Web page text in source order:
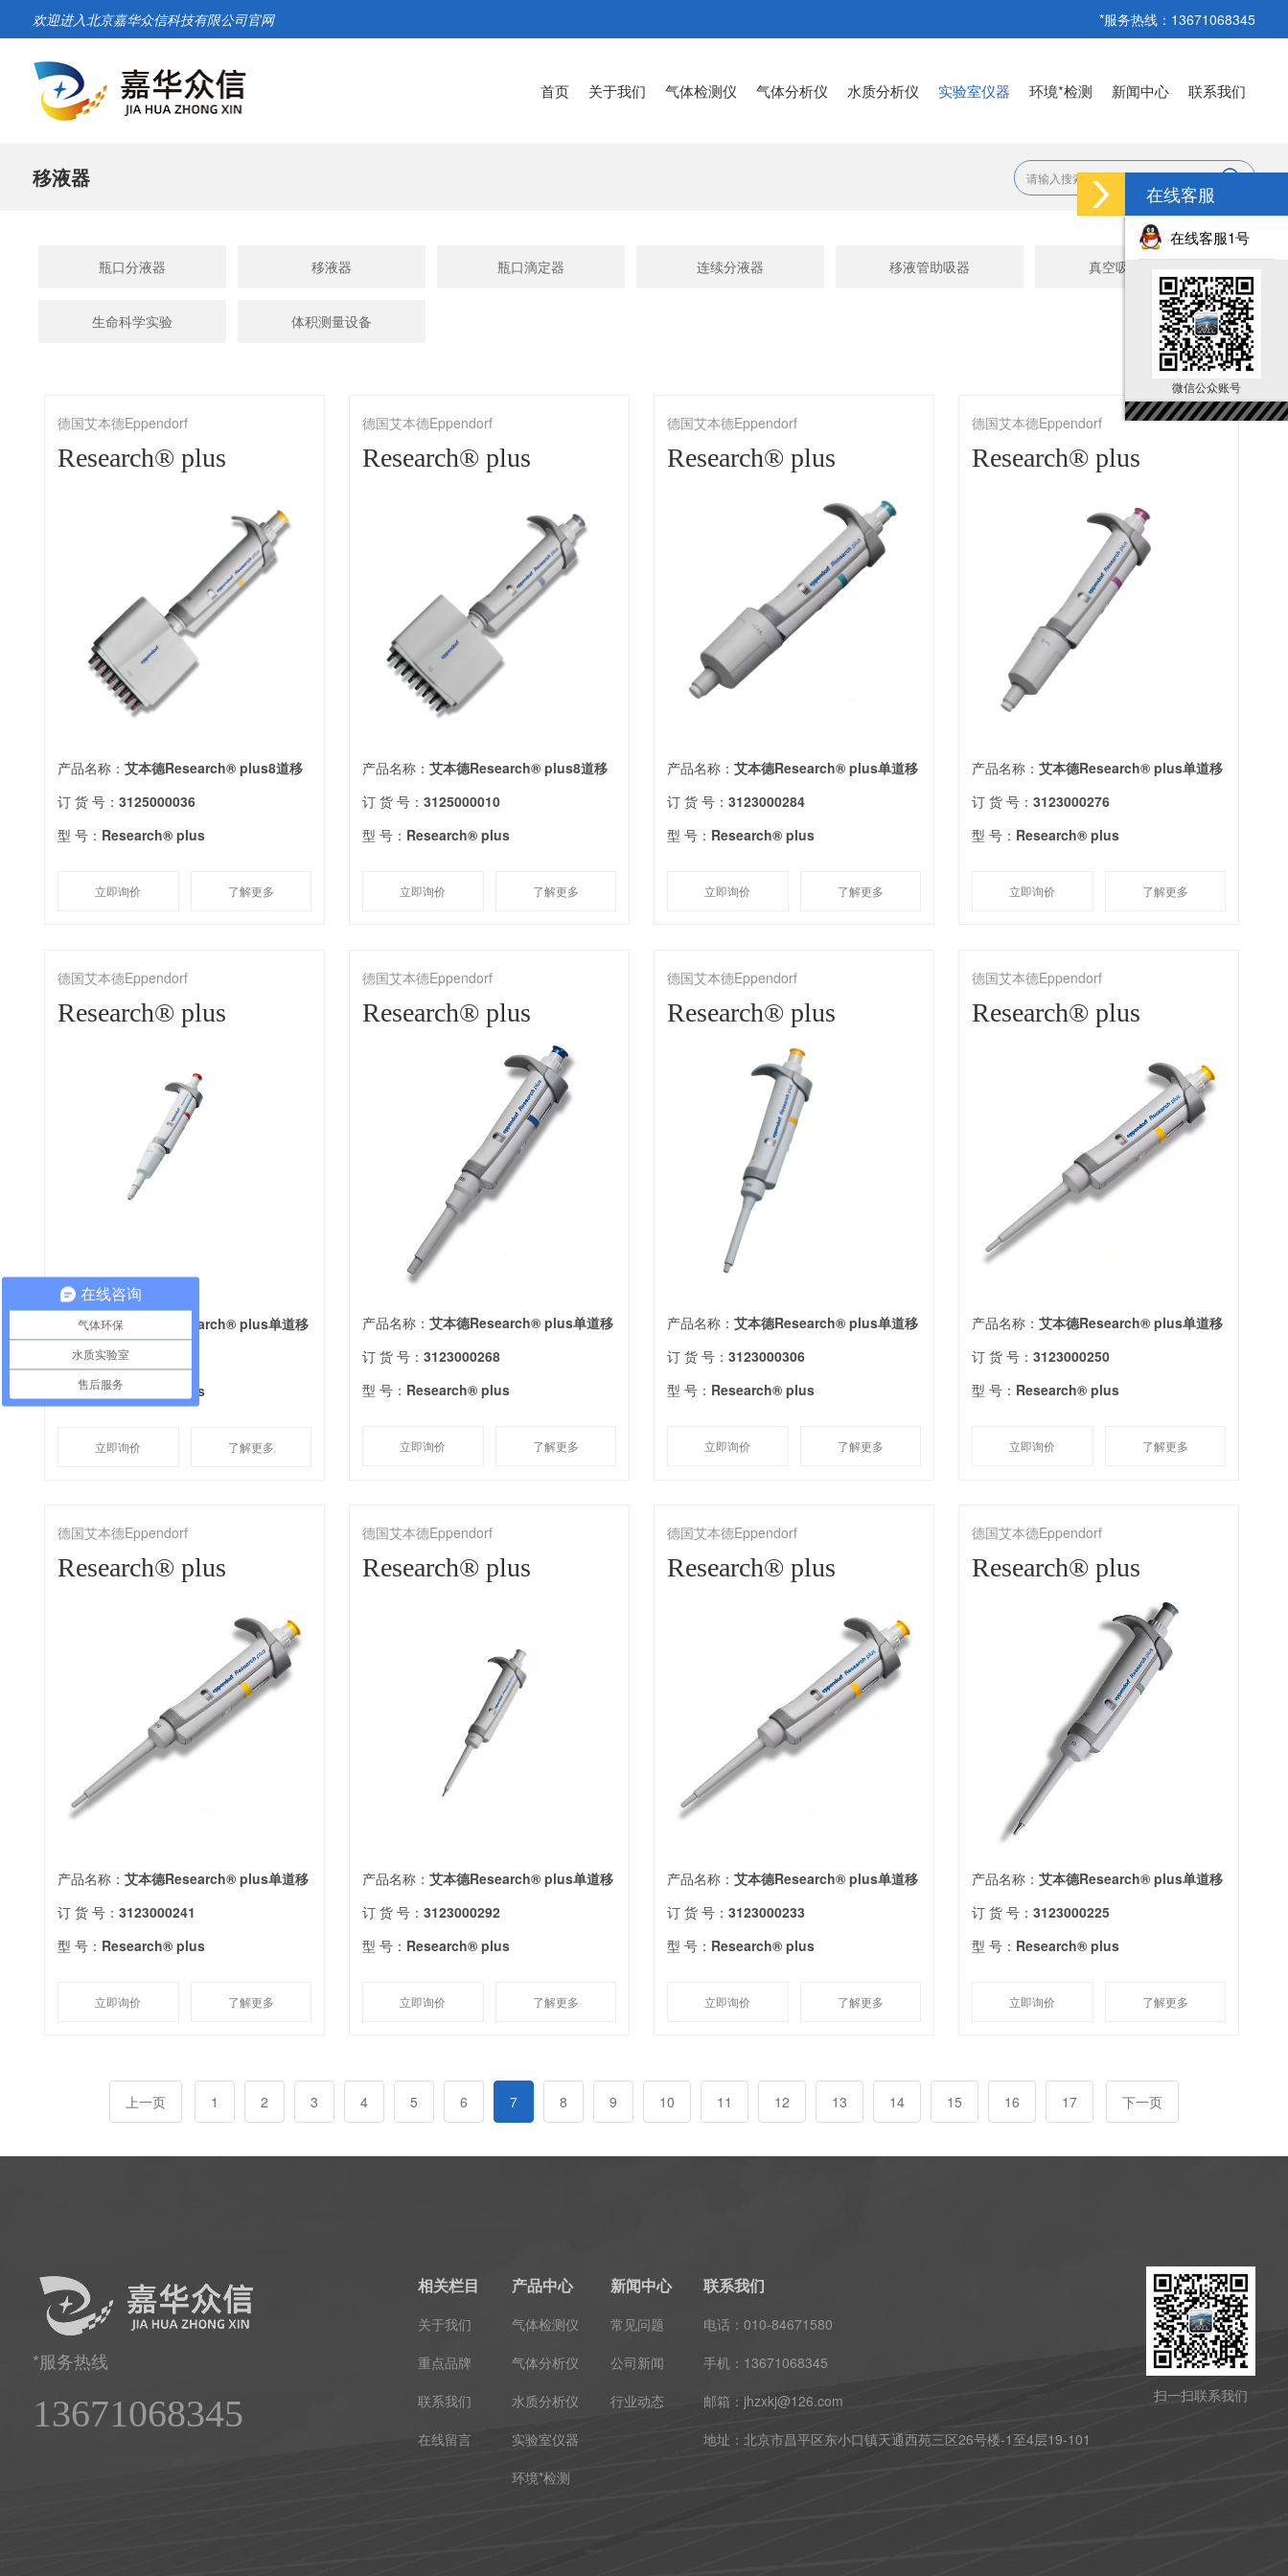
欢迎进入北京嘉华众信科技有限公司官网 *服务热线：13671068345
首页 关于我们 气体检测仪 气体分析仪 水质分析仪 实验室仪器 环境*检测 新闻中心 联系我们
移液器
瓶口分液器 移液器 瓶口滴定器 连续分液器 移液管助吸器 真空吸液装置
生命科学实验 体积测量设备
德国艾本德Eppendorf
Research® plus
产品名称：艾本德Research® plus8道移
订 货 号：3125000036
型 号： Research® plus
立即询价 了解更多
德国艾本德Eppendorf
Research® plus
产品名称：艾本德Research® plus8道移
订 货 号：3125000010
型 号： Research® plus
立即询价 了解更多
德国艾本德Eppendorf
Research® plus
产品名称：艾本德Research® plus单道移
订 货 号：3123000284
型 号： Research® plus
立即询价 了解更多
德国艾本德Eppendorf
Research® plus
产品名称：艾本德Research® plus单道移
订 货 号：3123000276
型 号： Research® plus
立即询价 了解更多
德国艾本德Eppendorf
Research® plus
产品名称： 艾本德Research® plus单道移
订 货 号：3123000349
型 号：Research® plus
立即询价 了解更多
德国艾本德Eppendorf
Research® plus
产品名称：艾本德Research® plus单道移
订 货 号：3123000268
型 号： Research® plus
立即询价 了解更多
德国艾本德Eppendorf
Research® plus
产品名称：艾本德Research® plus单道移
订 货 号：3123000306
型 号： Research® plus
立即询价 了解更多
德国艾本德Eppendorf
Research® plus
产品名称：艾本德Research® plus单道移
订 货 号：3123000250
型 号： Research® plus
立即询价 了解更多
德国艾本德Eppendorf
Research® plus
产品名称：艾本德Research® plus单道移
订 货 号：3123000241
型 号： Research® plus
立即询价 了解更多
德国艾本德Eppendorf
Research® plus
产品名称：艾本德Research® plus单道移
订 货 号：3123000292
型 号： Research® plus
立即询价 了解更多
德国艾本德Eppendorf
Research® plus
产品名称：艾本德Research® plus单道移
订 货 号：3123000233
型 号： Research® plus
立即询价 了解更多
德国艾本德Eppendorf
Research® plus
产品名称：艾本德Research® plus单道移
订 货 号：3123000225
型 号： Research® plus
立即询价 了解更多
上一页 1 2 3 4 5 6 7 8 9 10 11 12 13 14 15 16 17 下一页
*服务热线
13671068345
相关栏目
关于我们
重点品牌
联系我们
在线留言
产品中心
气体检测仪
气体分析仪
水质分析仪
实验室仪器
环境*检测
新闻中心
常见问题
公司新闻
行业动态
联系我们
电话：010-84671580
手机：13671068345
邮箱：jhzxkj@126.com
地址：北京市昌平区东小口镇天通西苑三区26号楼-1至4层19-101
扫一扫联系我们
在线客服
在线客服1号
微信公众账号
在线咨询
气体环保
水质实验室
售后服务